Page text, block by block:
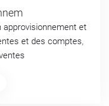
approvisionnement et
et des comptes,